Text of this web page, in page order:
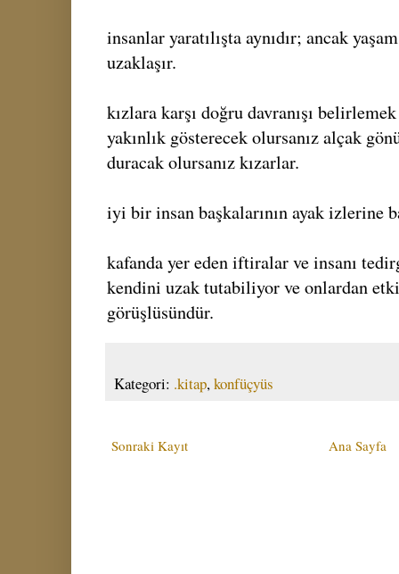
insanlar yaratılışta aynıdır; ancak
uzaklaşır.
kızlara karşı doğru davranışı
yakınlık gösterecek olursanız alçak
duracak olursanız kızarlar.
iyi bir insan başkalarının ayak izlerine
kafanda yer eden iftiralar ve insanı
kendini uzak tutabiliyor ve onlardan
görüşlüsündür.
Kategori: .kitap,konfüçyüs
Sonraki Kayıt Ana Sayfa